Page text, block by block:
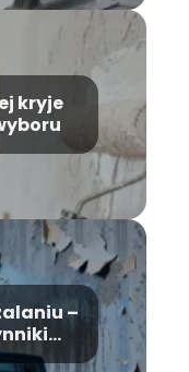
kryje
–